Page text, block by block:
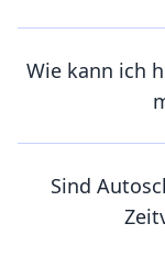
Wie kann ich
Sind